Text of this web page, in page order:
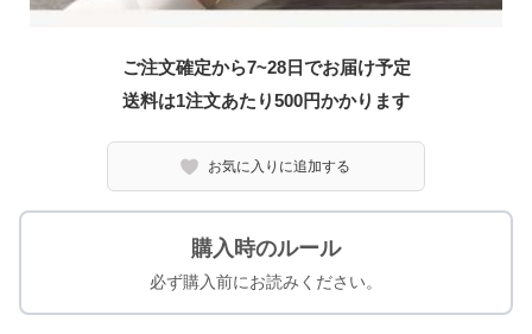
ご注文確定から7~28日でお届け予定
送料は1注文あたり500円かかります
お気に入りに追加する
購入時のルール
必ず購入前にお読みください。